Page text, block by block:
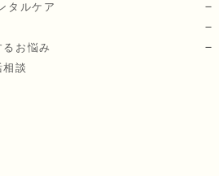
タルケア
るお悩み
談